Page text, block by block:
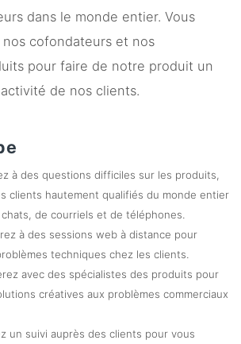
dans le monde entier. Vous
cofondateurs et nos
pour faire de notre produit un
de nos clients.
à des questions difficiles sur les produits,
clients hautement qualifiés du monde entier
de courriels et de téléphones.
à des sessions web à distance pour
techniques chez les clients.
avec des spécialistes des produits pour
créatives aux problèmes commerciaux
un suivi auprès des clients pour vous